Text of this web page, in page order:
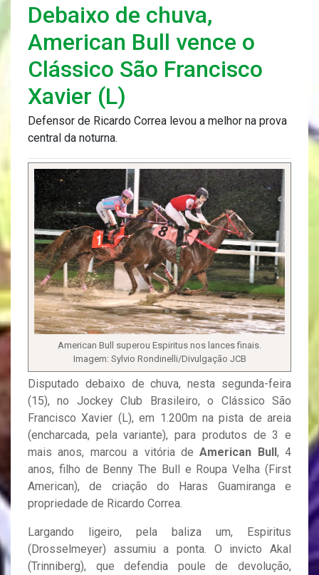
Debaixo de chuva,
American Bull vence o
Clássico São Francisco
Xavier (L)
Defensor de Ricardo Correa levou a melhor na prova
central da noturna.
American Bull superou Espiritus nos lances finais.
Imagem: Sylvio Rondinelli/Divulgação JCB
Disputado debaixo de chuva, nesta segunda-feira
(15), no Jockey Club Brasileiro, o Clássico São
Francisco Xavier (L), em 1.200m na pista de areia
(encharcada, pela variante), para produtos de 3 e
mais anos, marcou a vitória deAmerican Bull, 4
anos, filho de Benny The Bull e Roupa Velha (First
American), de criação do Haras Guamiranga e
propriedade de Ricardo Correa.
Largando ligeiro, pela baliza um, Espiritus
(Drosselmeyer) assumiu a ponta. O invicto Akal
(Trinniberg), que defendia poule de devolução,